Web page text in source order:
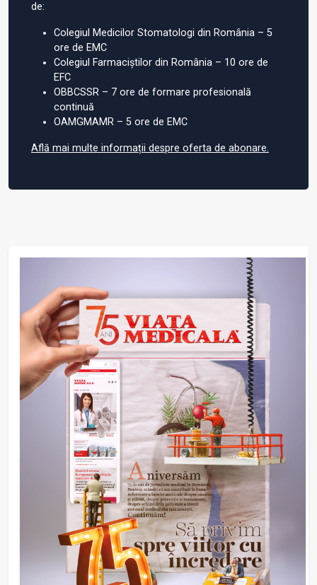
de:
Colegiul Medicilor Stomatologi din România – 5
ore de EMC
Colegiul Farmaciștilor din România – 10 ore de
EFC
OBBCSSR – 7 ore de formare profesională
continuă
OAMGMAMR – 5 ore de EMC
Află mai multe informații despre oferta de abonare.